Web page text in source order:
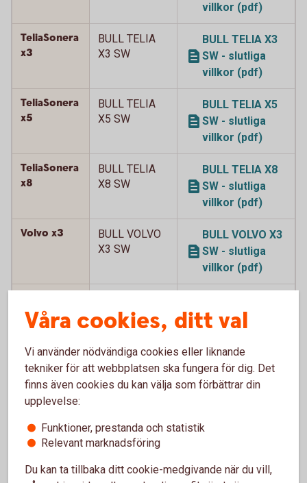
villkor (pdf)
TeliaSonera
x3
BULL TELIA
X3 SW
BULL TELIA X3
SW - slutliga
villkor (pdf)
TeliaSonera
x5
BULL TELIA
X5 SW
BULL TELIA X5
SW - slutliga
villkor (pdf)
TeliaSonera
x8
BULL TELIA
X8 SW
BULL TELIA X8
SW - slutliga
villkor (pdf)
Volvo x3
BULL VOLVO
X3 SW
BULL VOLVO X3
SW - slutliga
villkor (pdf)
X5 SW
SW - slutliga
villkor (pdf)
Volvo x5
BULL VOLVO
X5 SW 2
BULL VOLVO X5
SW 2 - slutliga
Volvo x5
BULL VOLVO
X5 SW 3
BULL VOLVO X5
villkor (pdf)
Våra cookies, ditt val
Vi använder nödvändiga cookies eller liknande
tekniker för att webbplatsen ska fungera för dig. Det
finns även cookies du kan välja som förbättrar din
upplevelse:
Funktioner, prestanda och statistik
Relevant marknadsföring
Du kan ta tillbaka ditt cookie-medgivande när du vill,